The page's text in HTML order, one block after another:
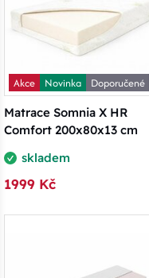
Akce Novinka
Doporučené
Matrace Somnia X HR
Comfort 200x80x13 cm
skladem
1999 Kč